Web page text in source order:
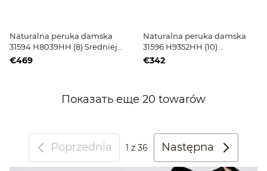
Naturalna peruka damska
31594 H8039HH (8) Sredniej
długości jasnobrązowe włosy
€469
Naturalna peruka damska
31596 H9352HH (10)
Jasnobrązowe włosy krótkie
€342
Показать еще 20 towarów
Poprzednia 1 z 36 Następna